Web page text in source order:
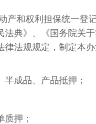
产和权利担保统一登
典》、《国务院关
律法规规定，制定本办
半成品、产品抵押；
质押；